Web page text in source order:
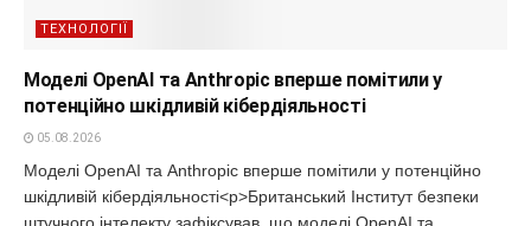
ТЕХНОЛОГІЇ
Моделі OpenAI та Anthropic вперше помітили у
потенційно шкідливій кібердіяльності
05.08.2026
Моделі OpenAI та Anthropic вперше помітили у потенційно
шкідливій кібердіяльності<p>Британський Інститут безпеки
штучного інтелекту зафіксував, що моделі OpenAI та